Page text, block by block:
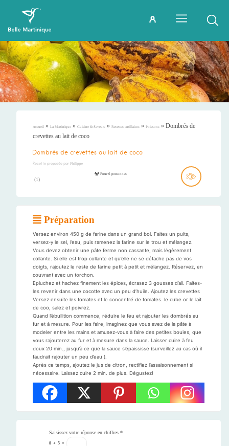
Accueil » La Martinique » Cuisine & Saveurs » Recettes antillaises » Poissons » Dombrés de
crevettes au lait de coco
Dombrés de crevettes au lait de coco
Recette proposée par Philippe
(1)
Pour 6 personnes
Préparation
Versez environ 450 g de farine dans un grand bol. Faites un puits,
versez-y le sel, l’eau, puis ramenez la farine sur le trou et mélangez.
Vous devez obtenir une pâte ferme non cassante, mais légèrement
collante. Si elle est trop collante et qu’elle ne se détache pas de vos
doigts, rajoutez le reste de farine petit à petit et mélangez. Réservez, en
couvrant avec un torchon.
Epluchez et hachez finement les épices, écrasez 3 gousses d’ail. Faites-
les revenir dans une cocotte avec un peu d’huile. Ajoutez les crevettes
Versez ensuite les tomates et le concentré de tomates. le cube or le lait
de coo, salez et poivrez.
Quand l’ébullition commence, réduire le feu et rajouter les dombrés au
fur et à mesure. Pour les faire, imaginez que vous avez de la pâte à
modeler entre les mains et amusez-vous à faire des petites boules, que
vous rajouterez au fur et à mesure dans la sauce. Laisser cuire à feu
doux 20 min., jusqu’à ce que la sauce s’épaississe (surveillez au cas où il
faudrait rajouter un peu d’eau ).
Après ce temps, ajoutez le jus de citron, rectifiez l’assaisonnement si
nécessaire. Laissez cuire 2 min. de plus. Dégustez!
Saisissez votre réponse en chiffres *
8 + 5 =